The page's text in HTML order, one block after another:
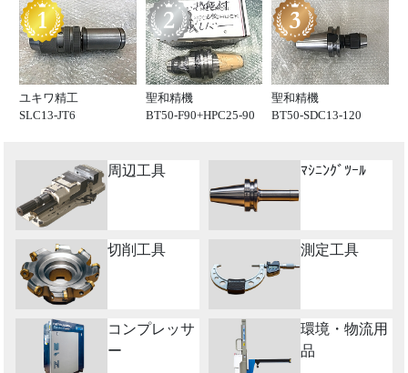
ユキワ精工
SLC13-JT6
聖和精機
BT50-F90+HPC25-90
聖和精機
BT50-SDC13-120
周辺工具 ﾏｼﾆﾝｸﾞﾂｰﾙ
切削工具 測定工具
コンプレッサ
ー
環境・物流用
品